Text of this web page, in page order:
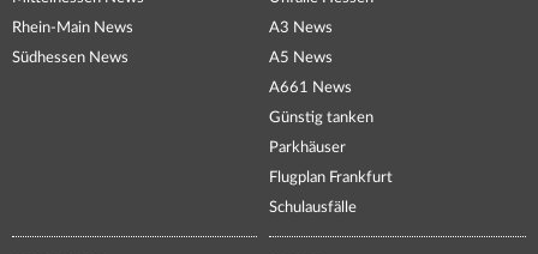
Rhein-Main News
Südhessen News
A3 News
A5 News
A661 News
Günstig tanken
Parkhäuser
Flugplan Frankfurt
Schulausfälle